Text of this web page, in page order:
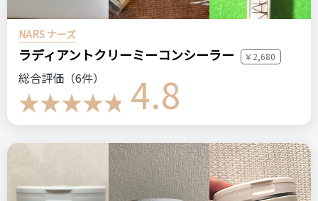
ログイン
悪いところ（残念）
美肌効果はそこまで感じない。
注意点
出力部分は、連続で使うと熱をもってかなり熱いので注意。間
を空けて照射するなど、火傷しないように工夫してください。
おすすめする人・おすすめしない人
NARS ナーズ
ラディアントクリーミーコンシーラー ￥2,680
総合評価（6件） 4.8